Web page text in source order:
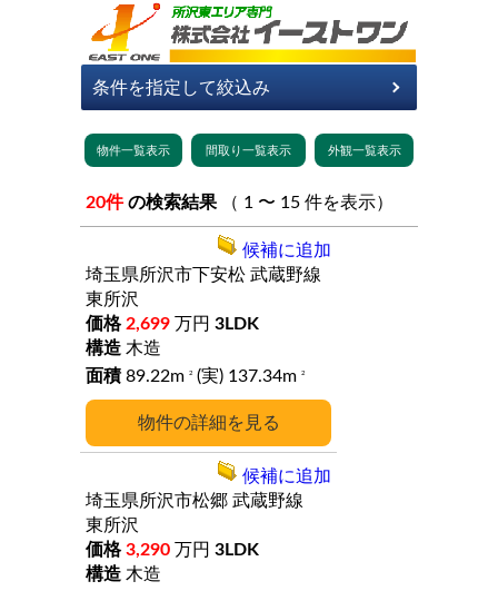
20件 の検索結果 （ 1 〜 15 件を表示）
詳細
埼玉県所沢市下安松 武蔵野線
東所沢
2,699 万円 3LDK
木造
89.22m
2 (実) 137.34m 2
候補に追加
埼玉県所沢市松郷 武蔵野線
東所沢
3,290 万円 3LDK
木造
候補に追加